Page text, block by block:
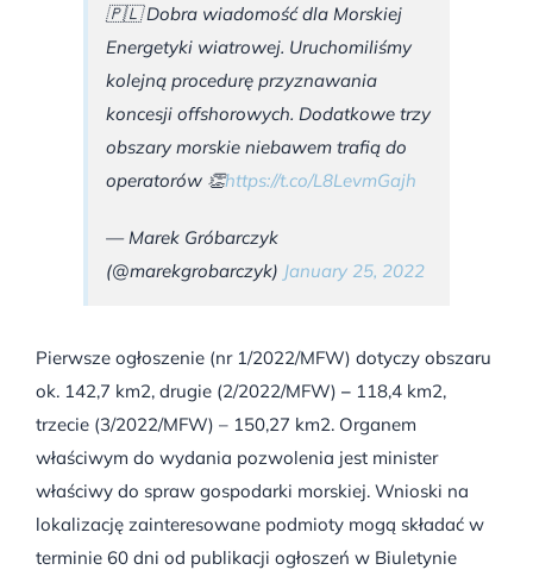
🇵🇱 Dobra wiadomość dla Morskiej
Energetyki wiatrowej. Uruchomiliśmy
kolejną procedurę przyznawania
koncesji offshorowych. Dodatkowe trzy
obszary morskie niebawem trafią do
operatorów 👏https://t.co/L8LevmGajh
— Marek Gróbarczyk
(@marekgrobarczyk) January 25, 2022
Pierwsze ogłoszenie (nr 1/2022/MFW) dotyczy obszaru
ok. 142,7 km2, drugie (2/2022/MFW) – 118,4 km2,
trzecie (3/2022/MFW) – 150,27 km2. Organem
właściwym do wydania pozwolenia jest minister
właściwy do spraw gospodarki morskiej. Wnioski na
lokalizację zainteresowane podmioty mogą składać w
terminie 60 dni od publikacji ogłoszeń w Biuletynie